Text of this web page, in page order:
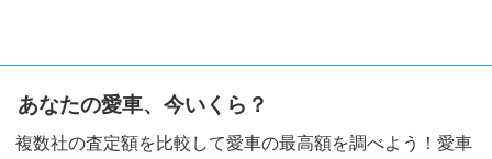
あなたの愛車、今いくら？
複数社の査定額を比較して愛車の最高額を調べよう！愛車